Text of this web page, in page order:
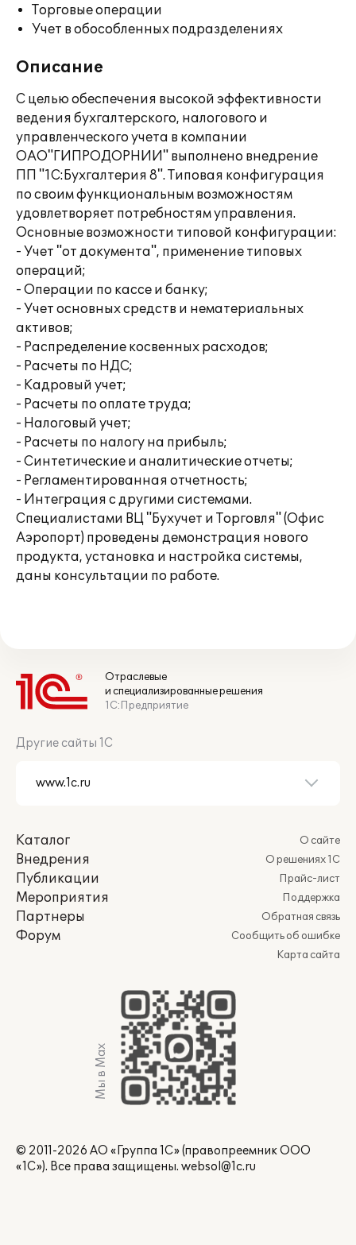
Торговые операции
Учет в обособленных подразделениях
Описание
С целью обеспечения высокой эффективности
ведения бухгалтерского, налогового и
управленческого учета в компании
ОАО"ГИПРОДОРНИИ" выполнено внедрение
ПП "1С:Бухгалтерия 8". Типовая конфигурация
по своим функциональным возможностям
удовлетворяет потребностям управления.
Основные возможности типовой конфигурации:
- Учет "от документа", применение типовых
операций;
- Операции по кассе и банку;
- Учет основных средств и нематериальных
активов;
- Распределение косвенных расходов;
- Расчеты по НДС;
- Кадровый учет;
- Расчеты по оплате труда;
- Налоговый учет;
- Расчеты по налогу на прибыль;
- Синтетические и аналитические отчеты;
- Регламентированная отчетность;
- Интеграция с другими системами.
Специалистами ВЦ "Бухучет и Торговля" (Офис
Аэропорт) проведены демонстрация нового
продукта, установка и настройка системы,
даны консультации по работе.
Отраслевые
и специализированные решения
1С:Предприятие
Другие сайты 1С
Каталог
Внедрения
Публикации
Мероприятия
Партнеры
Форум
О сайте
О решениях 1С
Прайс-лист
Поддержка
Обратная связь
Сообщить об ошибке
Карта сайта
Мы в Max
© 2011-2026 АО «Группа 1С» (правопреемник ООО
«1С»). Все права защищены. websol@1c.ru